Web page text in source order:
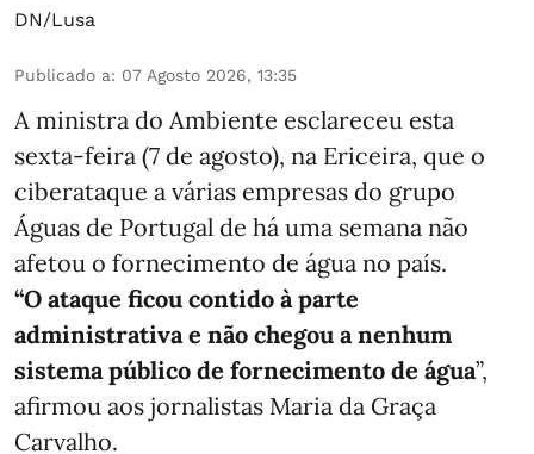
DN/Lusa
Publicado a: 07 Agosto 2026, 13:35
A ministra do Ambiente esclareceu esta
sexta-feira (7 de agosto), na Ericeira, que o
ciberataque a várias empresas do grupo
Águas de Portugal de há uma semana não
afetou o fornecimento de água no país.
“O ataque ficou contido à parte
administrativa e não chegou a nenhum
sistema público de fornecimento de água”,
afirmou aos jornalistas Maria da Graça
Carvalho.